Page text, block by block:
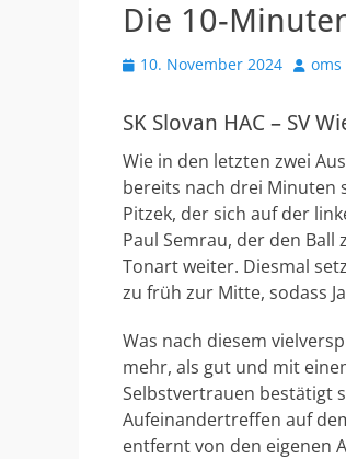
Die 10-
Veröffentlicht
10. November 2024 Autor
oms
SK Slovan HAC – SV
Wie in den letzten zwei
bereits nach drei Minuten
Pitzek, der sich auf der
Paul Semrau, der den
Tonart weiter. Diesmal
zu früh zur Mitte, sodass
Was nach diesem
mehr, als gut und mit
Selbstvertrauen bestätigt
Aufeinandertreffen auf
entfernt von den eigenen